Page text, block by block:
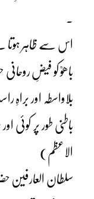
اس سے ظاہر ہوتا
باھوؒ کو فیضِ
بلاواسطہ اور براہِ
باطنی طور پر
الاعظم)
سلطان العارفین